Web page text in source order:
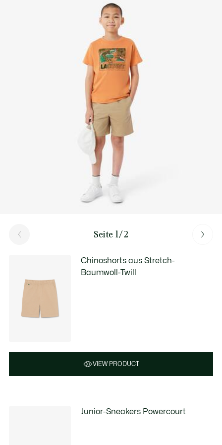
Gesticktes Krokodil am Saum
Seite 1/2
Chinoshorts aus Stretch-
Baumwoll-Twill
VIEW PRODUCT
Junior-Sneakers Powercourt